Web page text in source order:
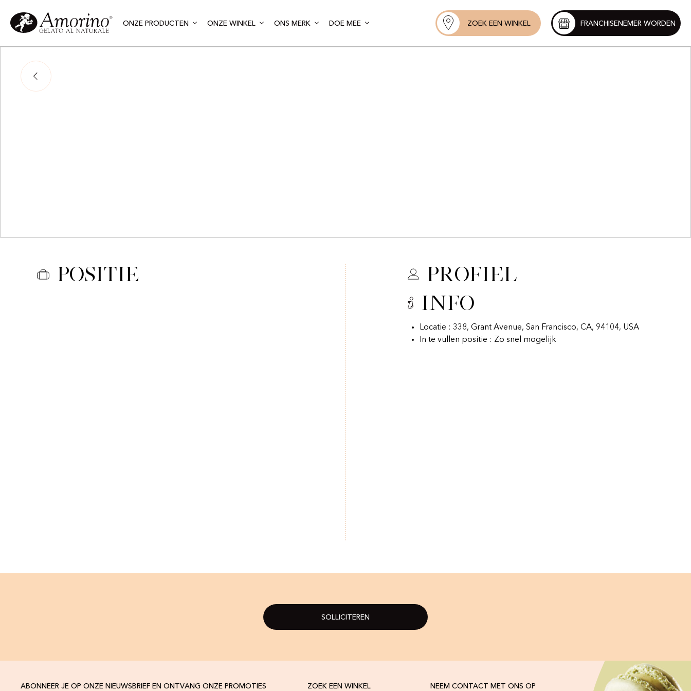
ONZE PRODUCTEN ONZE WINKEL ONS MERK DOE MEE ZOEK EEN WINKEL FRANCHISENEMER WORDEN
Positie
Profiel
Info
Locatie : 338, Grant Avenue, San Francisco, CA, 94104, USA
In te vullen positie : Zo snel mogelijk
SOLLICITEREN
ABONNEER JE OP ONZE NIEUWSBRIEF EN ONTVANG ONZE PROMOTIES ZOEK EEN WINKEL NEEM CONTACT MET ONS OP